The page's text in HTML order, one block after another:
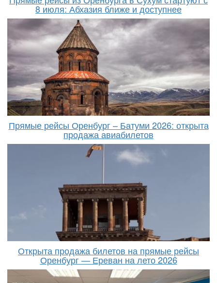
8 июля: Абхазия ближе и доступнее
Прямые рейсы Оренбург – Батуми 2026: открыта
продажа авиабилетов
Открыта продажа билетов на прямые рейсы
Оренбург — Ереван на лето 2026